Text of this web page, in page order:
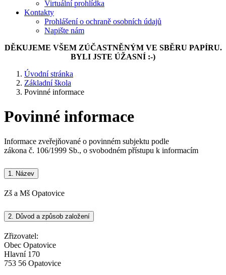
Virtuální prohlídka
Kontakty
Prohlášení o ochraně osobních údajů
Napište nám
DĚKUJEME VŠEM ZÚČASTNĚNÝM VE SBĚRU PAPÍRU.
BYLI JSTE ÚŽASNÍ :-)
Úvodní stránka
Základní škola
Povinné informace
Povinné informace
Informace zveřejňované o povinném subjektu podle
zákona č. 106/1999 Sb., o svobodném přístupu k informacím
1. Název
Zš a Mš Opatovice
2. Důvod a způsob založení
Zřizovatel:
Obec Opatovice
Hlavní 170
753 56 Opatovice